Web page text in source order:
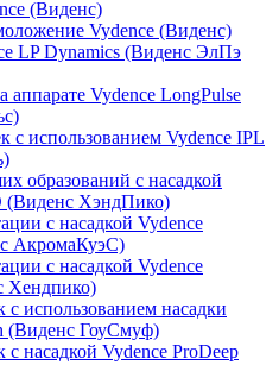
(Виденс)
Vydence (Виденс)
LP Dynamics (Виденс ЭлПэ
аппарате Vydence LongPulse
с использованием Vydence IPL
образований с насадкой
(Виденс ХэндПико)
с насадкой Vydence
АкромаКуэС)
с насадкой Vydence
Хендпико)
с использованием насадки
(Виденс ГоуСмуф)
с насадкой Vydence ProDeep